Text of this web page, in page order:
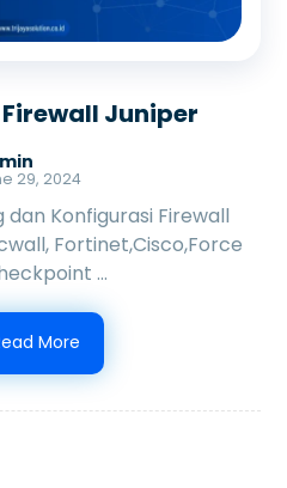
Juniper
29, 2024
Konfigurasi Firewall
Fortinet,Cisco,Force
...
More